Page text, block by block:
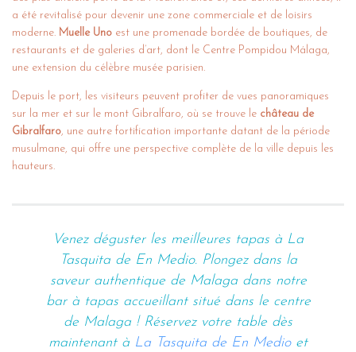
a été revitalisé pour devenir une zone commerciale et de loisirs
moderne. Muelle Uno est une promenade bordée de boutiques, de
restaurants et de galeries d’art, dont le Centre Pompidou Málaga,
une extension du célèbre musée parisien.
Depuis le port, les visiteurs peuvent profiter de vues panoramiques
sur la mer et sur le mont Gibralfaro, où se trouve le château de
Gibralfaro, une autre fortification importante datant de la période
musulmane, qui offre une perspective complète de la ville depuis les
hauteurs.
Venez déguster les meilleures tapas à La
Tasquita de En Medio. Plongez dans la
saveur authentique de Malaga dans notre
bar à tapas accueillant situé dans le centre
de Malaga ! Réservez votre table dès
maintenant à La Tasquita de En Medioet